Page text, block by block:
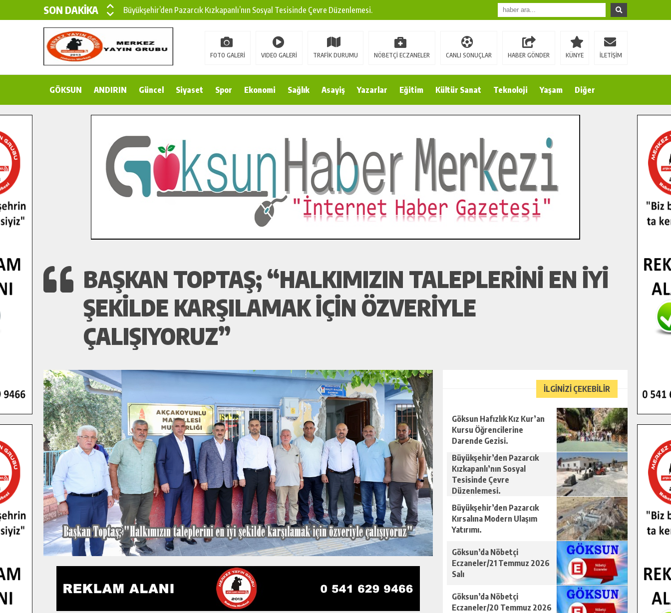
SON DAKİKA
Büyükşehir’den Pazarcık Kızkapanlı’nın Sosyal Tesisinde Çevre Düzenlemesi.
Büyükşehir’den Pazarcık Kırsalına Modern Ulaşım Yatırımı.
Çin’den KSÜ’ye Uluslararası Başarı: Edinilen Bilgi Türk Tarımına Katkı Sağlayacak.
Gençler Pusula Maraş Kampında Yeni Medya ve Fotoğrafçılığı Keşfetti.
İlçe Jandarma Komutanı Karakaya’dan Başkan Cüce’ye Veda Ziyareti.
Bertiz’in Yeni Köprüsünde Sona Doğru.
FOTO GALERİ VIDEO GALERİ TRAFİK DURUMU NÖBETÇİ ECZANELER CANLI SONUÇLAR HABER GÖNDER KÜNYE İLETİŞİM
GÖKSUN ANDIRIN Güncel Siyaset Spor Ekonomi Sağlık Asayiş Yazarlar Eğitim Kültür Sanat Teknoloji Yaşam Diğer
BAŞKAN TOPTAŞ; “HALKIMIZIN TALEPLERINI EN IYI
ŞEKILDE KARŞILAMAK IÇIN ÖZVERIYLE
ÇALIŞIYORUZ”
İLGİNİZİ ÇEKEBİLİR
Göksun Hafızlık Kız Kur’an
Kursu Öğrencilerine
Darende Gezisi.
Büyükşehir’den Pazarcık
Kızkapanlı’nın Sosyal
Tesisinde Çevre
Düzenlemesi.
Büyükşehir’den Pazarcık
Kırsalına Modern Ulaşım
Yatırımı.
Göksun’da Nöbetçi
Eczaneler/21 Temmuz 2026
Salı
Göksun’da Nöbetçi
Eczaneler/20 Temmuz 2026